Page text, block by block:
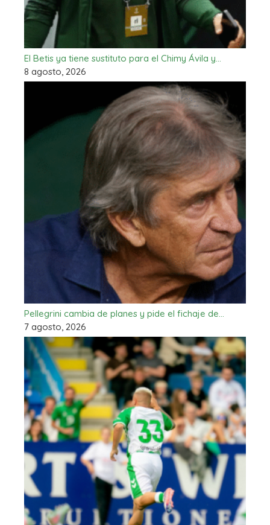
El Betis ya tiene sustituto para el Chimy Ávila y…
8 agosto, 2026
Pellegrini cambia de planes y pide el fichaje de…
7 agosto, 2026